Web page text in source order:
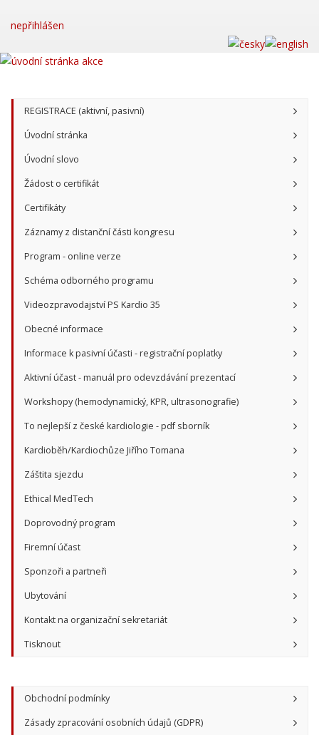
nepřihlášen
REGISTRACE (aktivní, pasivní)
Úvodní stránka
Úvodní slovo
Žádost o certifikát
Certifikáty
Záznamy z distanční části kongresu
Program - online verze
Schéma odborného programu
Videozpravodajství PS Kardio 35
Obecné informace
Informace k pasivní účasti - registrační poplatky
Aktivní účast - manuál pro odevzdávání prezentací
Workshopy (hemodynamický, KPR, ultrasonografie)
To nejlepší z české kardiologie - pdf sborník
Kardioběh/Kardiochůze Jiřího Tomana
Záštita sjezdu
Ethical MedTech
Doprovodný program
Firemní účast
Sponzoři a partneři
Ubytování
Kontakt na organizační sekretariát
Tisknout
Obchodní podmínky
Zásady zpracování osobních údajů (GDPR)